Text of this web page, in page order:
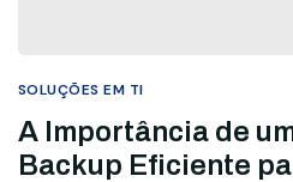
SOLUÇÕES EM TI
A Importância de
Backup Eficiente